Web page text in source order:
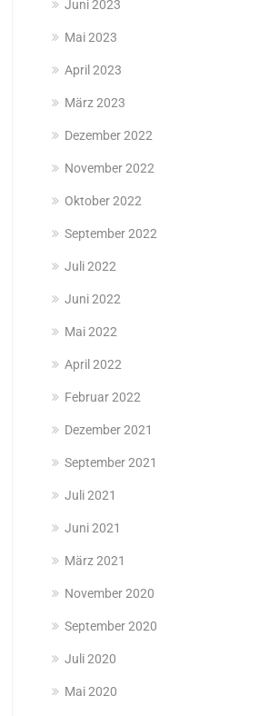
Juni 2023
Mai 2023
April 2023
März 2023
Dezember 2022
November 2022
Oktober 2022
September 2022
Juli 2022
Juni 2022
Mai 2022
April 2022
Februar 2022
Dezember 2021
September 2021
Juli 2021
Juni 2021
März 2021
November 2020
September 2020
Juli 2020
Mai 2020